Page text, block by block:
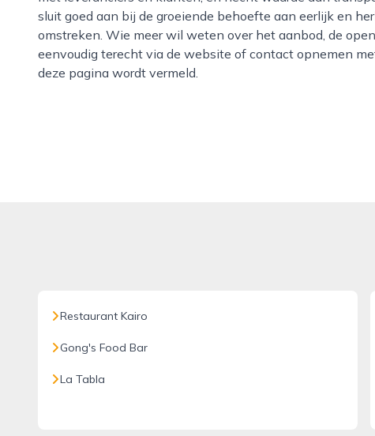
sluit goed aan bij de groeiende behoefte aan eerlijk en
omstreken. Wie meer wil weten over het aanbod, de
eenvoudig terecht via de website of contact opnemen
deze pagina wordt vermeld.
Restaurant Kairo
Gong's Food Bar
La Tabla